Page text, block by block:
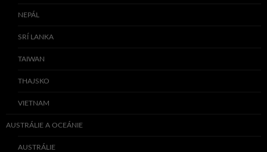
NEPÁL
SRÍ LANKA
TAIWAN
THAJSKO
VIETNAM
AUSTRÁLIE A OCEÁNIE
AUSTRÁLIE